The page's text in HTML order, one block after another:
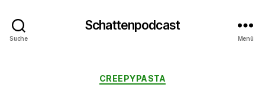
Suche
Schattenpodcast
Menü
Kategorien
CREEPYPASTA